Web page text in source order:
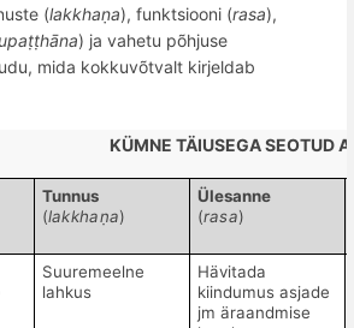
(lakkhaṇa), funktsiooni (rasa),
ṭṭhāna) ja vahetu põhjuse
mida kokkuvõtvalt kirjeldab
KÜMNE TÄIUSEGA SEOTUD
Tunnus
(lakkhaṇa)
Ülesanne
(rasa)
Suuremeelne
lahkus
Hävitada
kiindumus asjade
jm äraandmise